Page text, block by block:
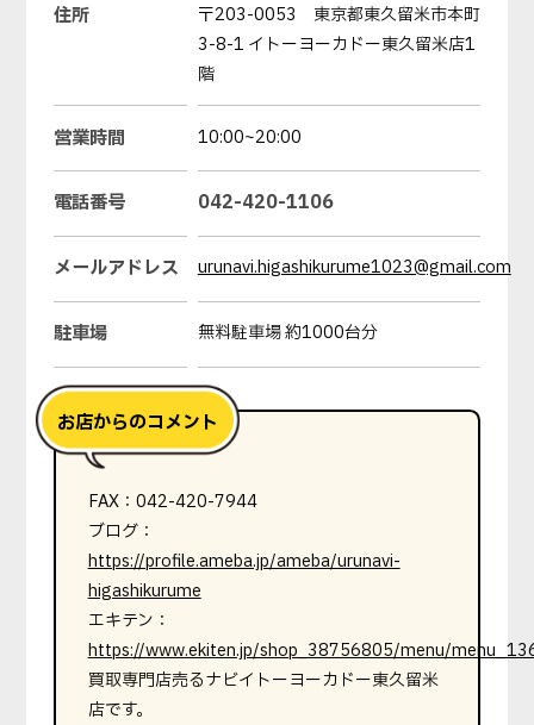
住所
〒203-0053 東京都東久留米市本町
3-8-1 イトーヨーカドー東久留米店1
階
営業時間 10:00~20:00
電話番号 042-420-1106
メールアドレス urunavi.higashikurume1023@gmail.com
駐車場 無料駐車場 約1000台分
FAX：042-420-7944
ブログ：
https://profile.ameba.jp/ameba/urunavi-
higashikurume
エキテン：
https://www.ekiten.jp/shop_38756805/menu/
買取専門店売るナビイトーヨーカドー東久留米
店です。